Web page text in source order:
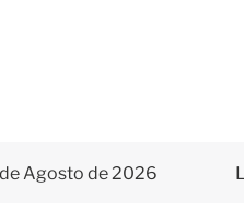
Agosto de 2026